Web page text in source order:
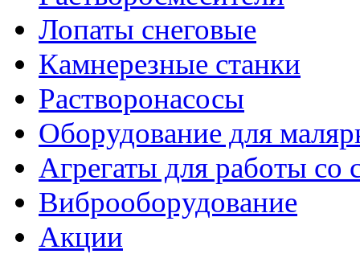
Лопаты снеговые
Камнерезные станки
Растворонасосы
Оборудование для
Агрегаты для работы со
Виброоборудование
Акции